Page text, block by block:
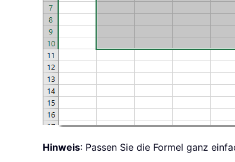
Hinweis: Passen Sie die Formel ganz